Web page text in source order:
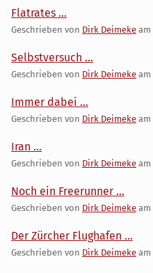
Flatrates ...
Geschrieben von Dirk Deimeke am
Selbstversuch ...
Geschrieben von Dirk Deimeke am
Immer dabei ...
Geschrieben von Dirk Deimeke am
Iran ...
Geschrieben von Dirk Deimeke am
Noch ein Freerunner ...
Geschrieben von Dirk Deimeke am
Der Zürcher Flughafen ...
Geschrieben von Dirk Deimeke am